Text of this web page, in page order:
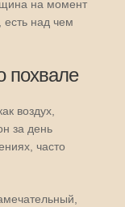
на момент
над чем
похвале
воздух,
за день
часто